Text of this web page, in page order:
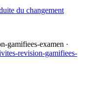
du changement
gamifiees-examen ·
revision-gamifiees-